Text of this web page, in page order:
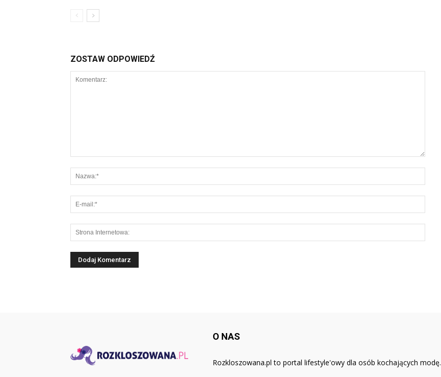
ZOSTAW ODPOWIEDŹ
O NAS
Rozkloszowana.pl to portal lifestyle'owy dla osób kochających modę.